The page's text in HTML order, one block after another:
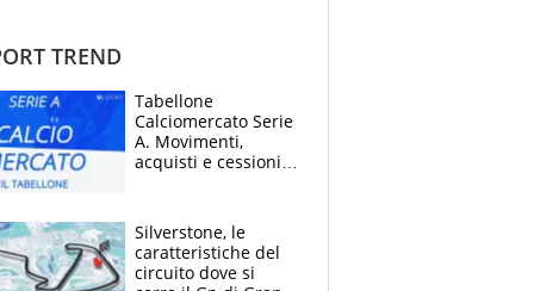
TREND
Tabellone
Calciomercato Serie
A. Movimenti,
acquisti e cessioni:
Silverstone, le
caratteristiche del
circuito dove si